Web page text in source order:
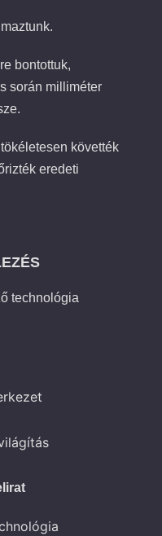
bontottuk,
során milliméter
követték
eredeti
technológia